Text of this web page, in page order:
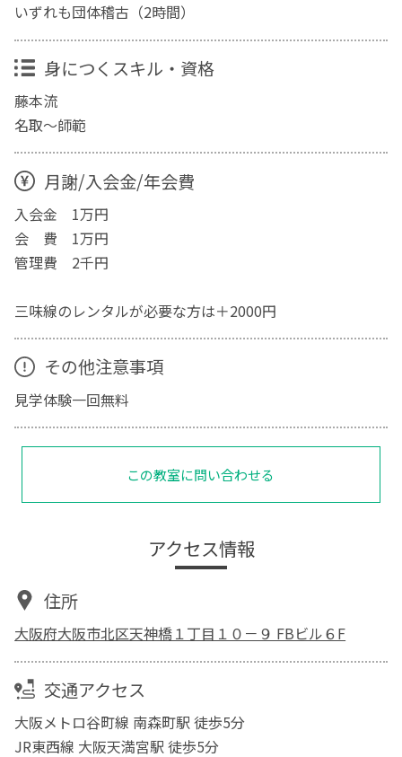
いずれも団体稽古（2時間）
身につくスキル・資格
藤本流
名取～師範
月謝/入会金/年会費
入会金 1万円
会 費 1万円
管理費 2千円
三味線のレンタルが必要な方は＋2000円
その他注意事項
見学体験一回無料
この教室に問い合わせる
アクセス情報
住所
大阪府大阪市北区天神橋１丁目１０－９ FBビル６F
交通アクセス
大阪メトロ谷町線 南森町駅 徒歩5分
JR東西線 大阪天満宮駅 徒歩5分